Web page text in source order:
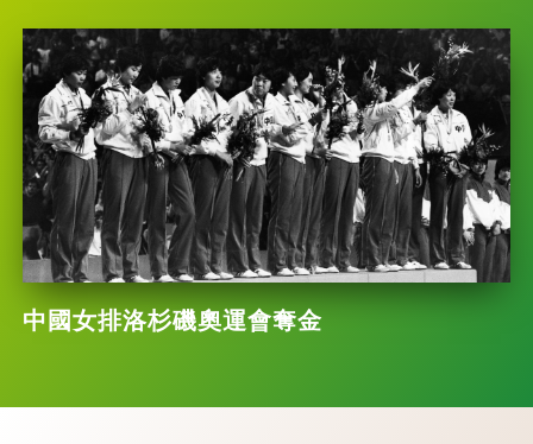
中國女排洛杉磯奧運會奪金